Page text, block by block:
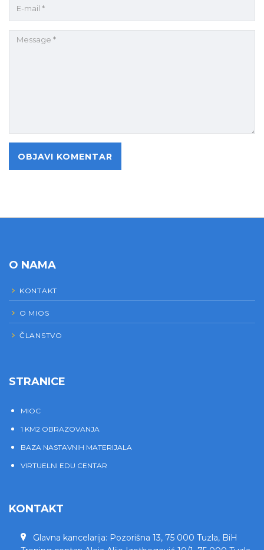
O NAMA
KONTAKT
O MIOS
ČLANSTVO
STRANICE
MIOC
1 KM2 OBRAZOVANJA
BAZA NASTAVNIH MATERIJALA
VIRTUELNI EDU CENTAR
KONTAKT
Glavna kancelarija: Pozorišna 13, 75 000 Tuzla, BiH